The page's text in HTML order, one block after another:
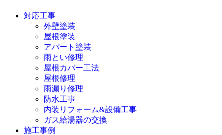
対応工事
外壁塗装
屋根塗装
アパート塗装
雨とい修理
屋根カバー工法
屋根修理
雨漏り修理
防水工事
内装リフォーム&設備工事
ガス給湯器の交換
施工事例